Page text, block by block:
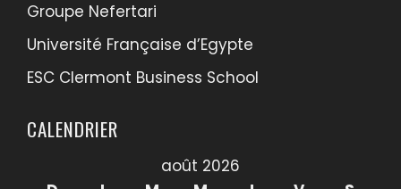
Groupe Nefertari
Université Française d’Egypte
ESC Clermont Business School
CALENDRIER
août 2026